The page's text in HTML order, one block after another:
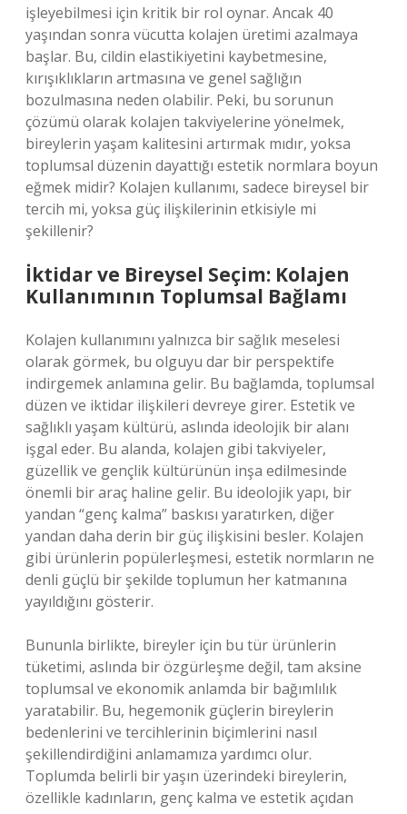
işleyebilmesi için kritik bir rol oynar. Ancak 40
yaşından sonra vücutta kolajen üretimi azalmaya
başlar. Bu, cildin elastikiyetini kaybetmesine,
kırışıklıkların artmasına ve genel sağlığın
bozulmasına neden olabilir. Peki, bu sorunun
çözümü olarak kolajen takviyelerine yönelmek,
bireylerin yaşam kalitesini artırmak mıdır, yoksa
toplumsal düzenin dayattığı estetik normlara boyun
eğmek midir? Kolajen kullanımı, sadece bireysel bir
tercih mi, yoksa güç ilişkilerinin etkisiyle mi
şekillenir?
İktidar ve Bireysel Seçim: Kolajen
Kullanımının Toplumsal Bağlamı
Kolajen kullanımını yalnızca bir sağlık meselesi
olarak görmek, bu olguyu dar bir perspektife
indirgemek anlamına gelir. Bu bağlamda, toplumsal
düzen ve iktidar ilişkileri devreye girer. Estetik ve
sağlıklı yaşam kültürü, aslında ideolojik bir alanı
işgal eder. Bu alanda, kolajen gibi takviyeler,
güzellik ve gençlik kültürünün inşa edilmesinde
önemli bir araç haline gelir. Bu ideolojik yapı, bir
yandan “genç kalma” baskısı yaratırken, diğer
yandan daha derin bir güç ilişkisini besler. Kolajen
gibi ürünlerin popülerleşmesi, estetik normların ne
denli güçlü bir şekilde toplumun her katmanına
yayıldığını gösterir.
Bununla birlikte, bireyler için bu tür ürünlerin
tüketimi, aslında bir özgürleşme değil, tam aksine
toplumsal ve ekonomik anlamda bir bağımlılık
yaratabilir. Bu, hegemonik güçlerin bireylerin
bedenlerini ve tercihlerinin biçimlerini nasıl
şekillendirdiğini anlamamıza yardımcı olur.
Toplumda belirli bir yaşın üzerindeki bireylerin,
özellikle kadınların, genç kalma ve estetik açıdan